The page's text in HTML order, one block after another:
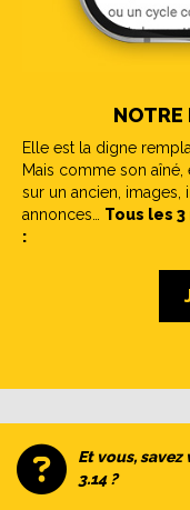
Elle est la digne
Mais comme son
sur un ancien, images,
annonces… Tous les
:
Et vous,
3.14 ?